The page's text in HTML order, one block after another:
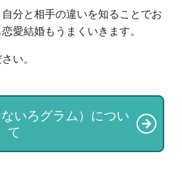
分と相手の違いを知ることでお
愛結婚もうまくいきます。
い。
いろグラム）につい
て